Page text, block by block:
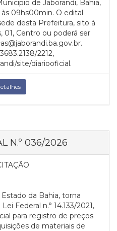
de Jaborandi, Bahia,
09hs00min. O edital
desta Prefeitura, sito à
01, Centro ou poderá ser
2212,
site/diariooficial.
N.º 036/2026
da Bahia, torna
Federal n.° 14.133/2021,
para registro de preços
de materiais de